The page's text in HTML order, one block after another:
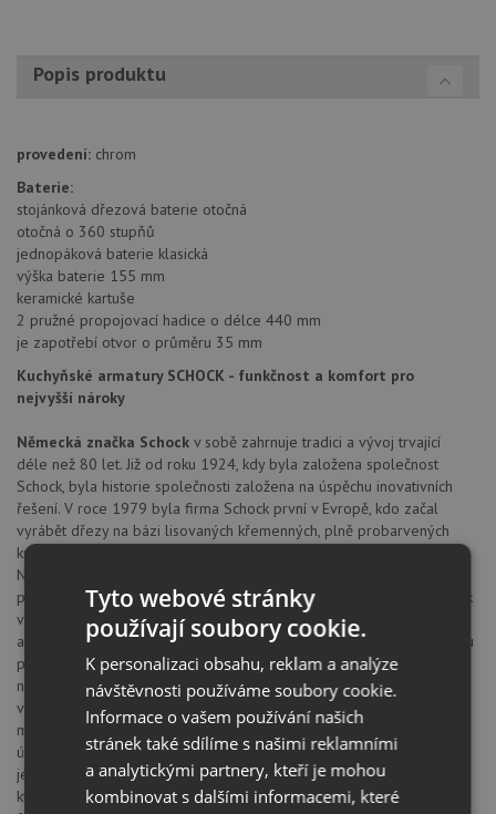
Popis produktu
provedení: chrom
Baterie:
stojánková dřezová baterie otočná
otočná o 360 stupňů
jednopáková baterie klasická
výška baterie 155 mm
keramické kartuše
2 pružné propojovací hadice o délce 440 mm
je zapotřebí otvor o průměru 35 mm
Kuchyňské armatury SCHOCK - funkčnost a komfort pro
nejvyšší nároky
Německá značka Schock v sobě zahrnuje tradici a vývoj trvající
déle než 80 let. Již od roku 1924, kdy byla založena společnost
Schock, byla historie společnosti založena na úspěchu inovativních
řešení. V roce 1979 byla firma Schock první v Evropě, kdo začal
vyrábět dřezy na bázi lisovaných křemenných, plně probarvených
krystalických směsí spojených speciálním akrylátovým pojivem.
Následné zlepšování a optimalizace umožnila v roce 1984 materiál
patentovat pod názvem Cristalite®. Technologie, kterou firma Schock
vynalezla, je nyní používána pro výrobu více než milionu
akrylátových kompozitních dřezů ročně po celém světě. Tuto metodu
používají pod licencí výrobci v Evropě, Asii i USA. Firma však nikdy
nechtěla usnout na vavřínech, proto jde se svým výzkumem a
vývojem stále dopředu. Důkazem budiž nejen nové revoluční
materiály Cristadur® a Cristastone®, ale i třeba trvalá antibakteriální
úprava materiálů díky zapuštěným iontům stříbra. Materiál je ale
jedna stránka. Firma věnuje velkou pozornost i nejmenším detailům,
které dělají každodenní život jednodušším. Ať už je to přesné
Tyto webové stránky
používají soubory cookie.
K personalizaci obsahu, reklam a analýze
návštěvnosti používáme soubory cookie.
Informace o vašem používání našich
stránek také sdílíme s našimi reklamními
a analytickými partnery, kteří je mohou
kombinovat s dalšími informacemi, které